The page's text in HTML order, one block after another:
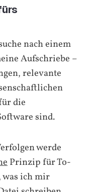
nach einem
Aufschriebe –
relevante
die
sind.
werde
Prinzip für To-
ich mir